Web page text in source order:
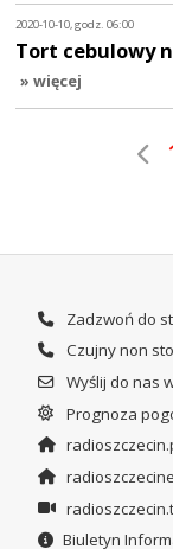
2020-10-10, godz. 06:00
Tort cebulowy
» więcej
Zadzwoń do
Czujny non
Wyślij do nas
Prognoza
Biuletyn